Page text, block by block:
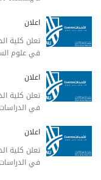
اعلان
تعلن كلية
في علوم
اعلان
تعلن كلية
في
اعلان
تعلن كلية
في